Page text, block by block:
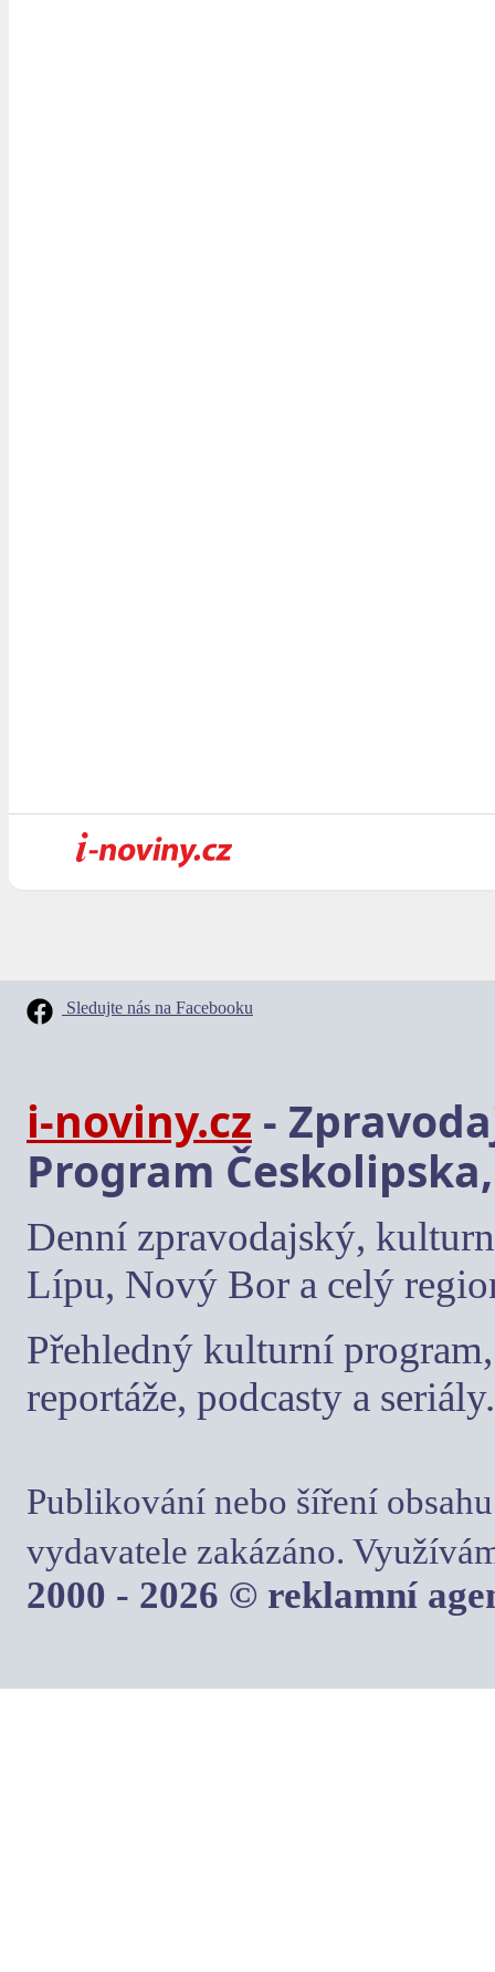
Sledujte nás na Facebooku
i-noviny.cz -
Program
Denní zpravodajský,
Lípu, Nový Bor a celý
Přehledný kulturní
reportáže, podcasty a seriály.
Publikování nebo šíření
vydavatele zakázáno.
2000 - 2026 © reklamní